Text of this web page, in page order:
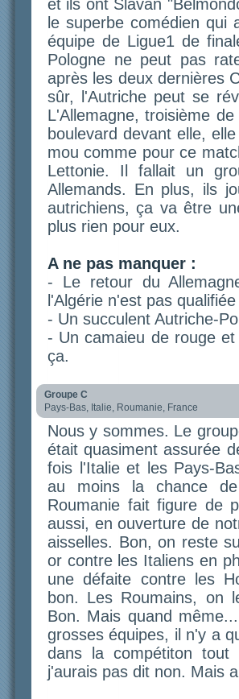
et ils ont Slavan
le superbe comédien qui
équipe de Ligue1 de
Pologne ne peut pas
après les deux dernières
sûr, l'Autriche peut se
L'Allemagne, troisième
boulevard devant elle,
mou comme pour ce
Lettonie. Il fallait un
Allemands. En plus, ils
autrichiens, ça va être
plus rien pour eux.
A ne pas manquer :
- Le retour du
l'Algérie n'est pas
- Un succulent Autriche-
- Un camaieu de rouge
ça.
Groupe C
Pays-Bas, Italie, Roumanie, France
Nous y sommes. Le
était quasiment assurée
fois l'Italie et les Pays-
au moins la chance
Roumanie fait figure de
aussi, en ouverture de
aisselles. Bon, on reste
or contre les Italiens en
une défaite contre les
bon. Les Roumains, on
Bon. Mais quand
grosses équipes, il n'y a
dans la compétiton tout
j'aurais pas dit non. Mais